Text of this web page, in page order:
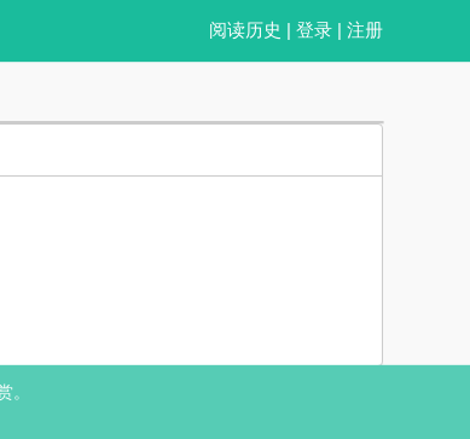
阅读历史 | 登录 | 注册
延受邀参加恋爱综艺，综艺有五位天之骄子，他们出身显
。